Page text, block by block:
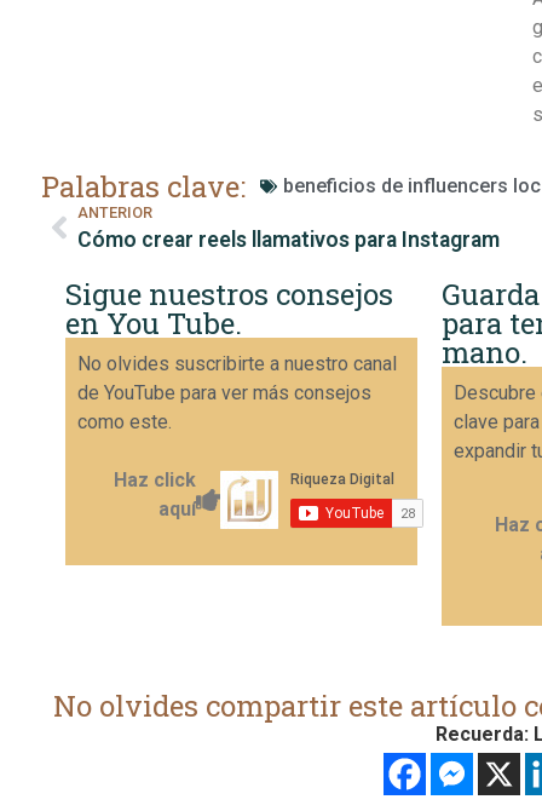
Palabras clave: beneficios de influencers
ANTERIOR
Cómo crear reels llamativos para Instagram
Sigue nuestros consejos
en You Tube.
No olvides suscribirte a nuestro canal
de YouTube para ver más consejos
como este.
Haz click
aquí
para
mano.
clave
expandir
Haz
No olvides compartir este artículo
Recuerda: